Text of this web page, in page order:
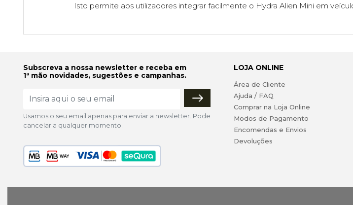
Isto permite aos utilizadores integrar facilmente o Hydra Alien Mini em
Subscreva a nossa newsletter e receba em
1ª mão novidades, sugestões e campanhas.
Usamos o seu email apenas para enviar a newsletter. Pode
cancelar a qualquer momento.
LOJA ONLINE
Área de Cliente
Ajuda / FAQ
Comprar na Loja Online
Modos de Pagamento
Encomendas e Envios
Devoluções